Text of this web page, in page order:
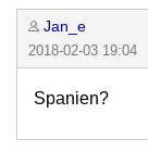
Jan_e
2018-02-03 19:04
Spanien?